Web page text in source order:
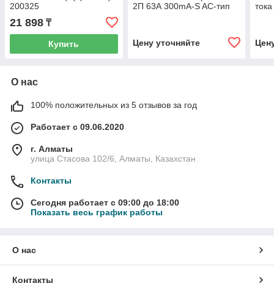
200325
21 898 ₸
Купить
2П 63А 300mA-S AC-тип
Цену уточняйте
О нас
100% положительных из 5 отзывов за год
Работает с 09.06.2020
г. Алматы
улица Стасова 102/6, Алматы, Казахстан
Контакты
Сегодня работает с 09:00 до 18:00
Показать весь график работы
О нас
Контакты